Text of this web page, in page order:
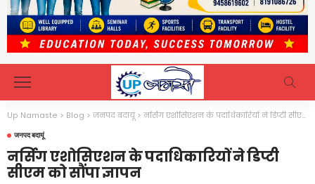
Up Namaste > Blog > जनपद बदायूं> नर्सिग एशोसिएशन के पदाधिकारियों ने डिप्टी सीएम को सौंपा ज्ञापन
जनपद बदायूं
नर्सिग एशोसिएशन के पदाधिकारियों ने डिप्टी
सीएम को सौंपा ज्ञापन